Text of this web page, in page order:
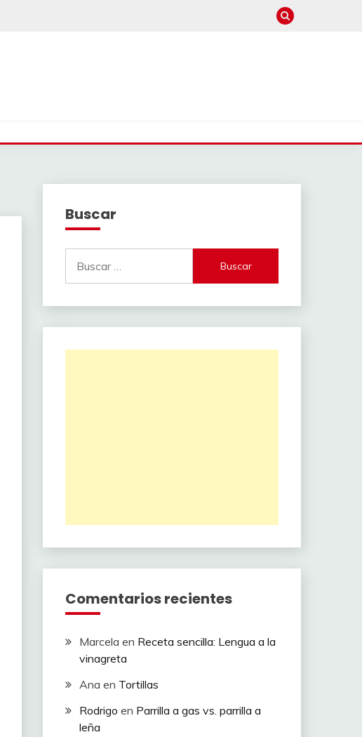
Buscar
Comentarios recientes
Marcela en Receta sencilla: Lengua a la
vinagreta
Ana en Tortillas
Rodrigo en Parrilla a gas vs. parrilla a
leña